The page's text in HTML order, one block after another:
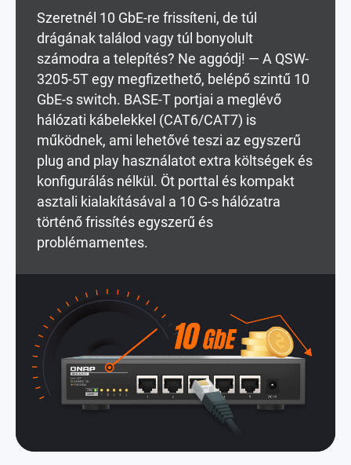
Szeretnél 10 GbE-re frissíteni, de túl
drágának találod vagy túl bonyolult
számodra a telepítés? Ne aggódj! — A QSW-
3205-5T egy megfizethető, belépő szintű 10
GbE-s switch. BASE-T portjai a meglévő
hálózati kábelekkel (CAT6/CAT7) is
működnek, ami lehetővé teszi az egyszerű
plug and play használatot extra költségek és
konfigurálás nélkül. Öt porttal és kompakt
asztali kialakításával a 10 G-s hálózatra
történő frissítés egyszerű és
problémamentes.